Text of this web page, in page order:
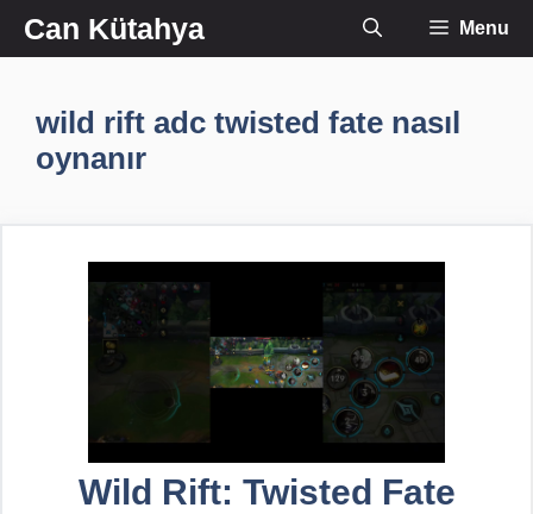
İçeriğe
atlaCan Kütahya Menu
wild rift adc twisted fate nasıl
oynanır
Wild Rift: Twisted Fate